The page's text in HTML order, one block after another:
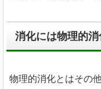
消化には物理的
物理的消化とはその